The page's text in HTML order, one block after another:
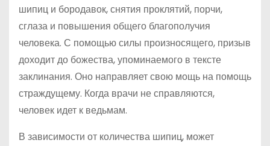
шипиц и бородавок, снятия проклятий, порчи,
сглаза и повышения общего благополучия
человека. С помощью силы произносящего, призыв
доходит до божества, упоминаемого в тексте
заклинания. Оно направляет свою мощь на помощь
страждущему. Когда врачи не справляются,
человек идет к ведьмам.
В зависимости от количества шипиц, может